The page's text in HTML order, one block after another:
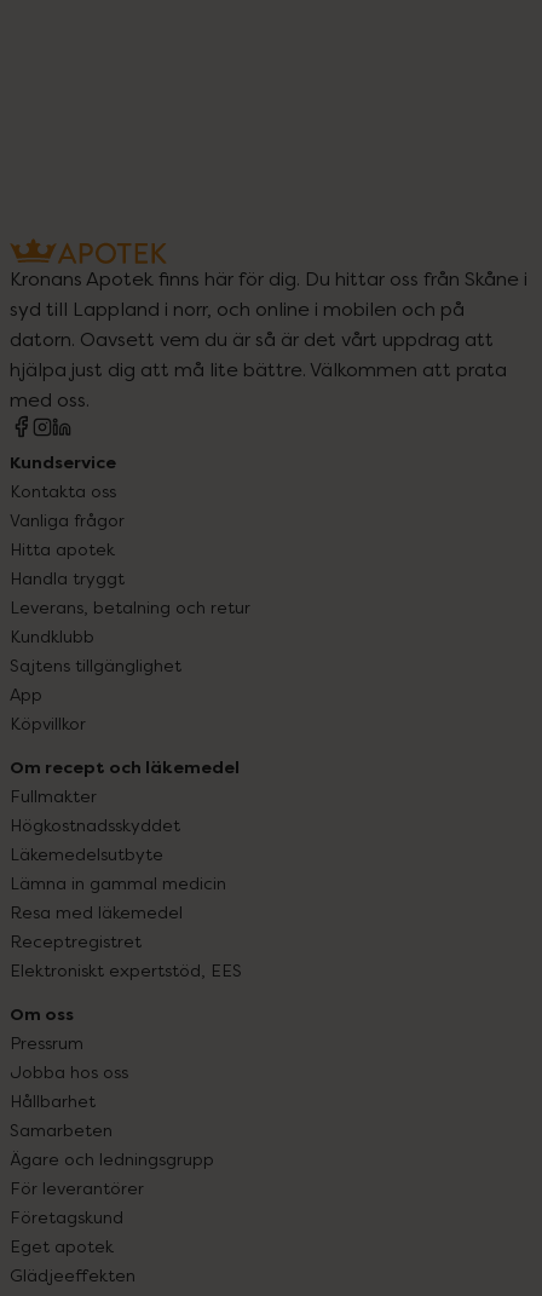
Kronans Apotek finns här för dig. Du hittar oss från Skåne i
syd till Lappland i norr, och online i mobilen och på
datorn. Oavsett vem du är så är det vårt uppdrag att
hjälpa just dig att må lite bättre. Välkommen att prata
med oss.
Kundservice
Kontakta oss
Vanliga frågor
Hitta apotek
Handla tryggt
Leverans, betalning och retur
Kundklubb
Sajtens tillgänglighet
App
Köpvillkor
Om recept och läkemedel
Fullmakter
Högkostnadsskyddet
Läkemedelsutbyte
Lämna in gammal medicin
Resa med läkemedel
Receptregistret
Elektroniskt expertstöd, EES
Om oss
Pressrum
Jobba hos oss
Hållbarhet
Samarbeten
Ägare och ledningsgrupp
För leverantörer
Företagskund
Eget apotek
Glädjeeffekten